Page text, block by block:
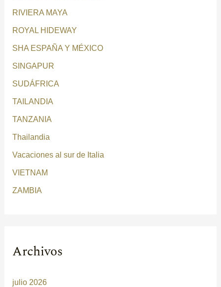
RIVIERA MAYA
ROYAL HIDEWAY
SHA ESPAÑA Y MÉXICO
SINGAPUR
SUDÁFRICA
TAILANDIA
TANZANIA
Thailandia
Vacaciones al sur de Italia
VIETNAM
ZAMBIA
Archivos
julio 2026